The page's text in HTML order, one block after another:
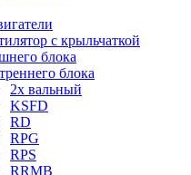
с крыльчаткой
блока
блока
2х вальный
KSFD
RD
RPG
RPS
RRMB